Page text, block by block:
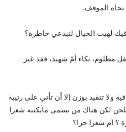
الموقف.
لهيب الخيال لتبدعي خاطرة؟
مظلوم، بكاء أمّ شهيد، فقد غير
ولا تتقيد بوزن إلا أن تأتي على رتيبة
لكن هناك من يسمي مايكتبه شعرا
؟ أم شعرا حرا؟